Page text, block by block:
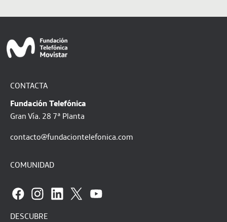
CONTACTA
Fundación Telefónica
Gran Vía. 28 7ª Planta
contacto@fundaciontelefonica.com
COMUNIDAD
DESCUBRE